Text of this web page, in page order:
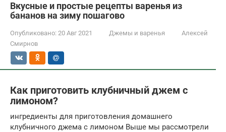
Вкусные и простые рецепты варенья из
бананов на зиму пошагово
Опубликовано: 20 Авг 2021 Джемы и варенья
Алексей
Смирнов
Как приготовить клубничный джем с
лимоном?
ингредиенты для приготовления домашнего
клубничного джема с лимоном Выше мы рассмотрели